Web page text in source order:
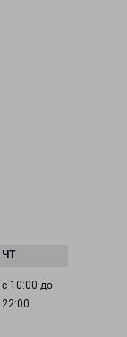
с 10:00 до
22:00